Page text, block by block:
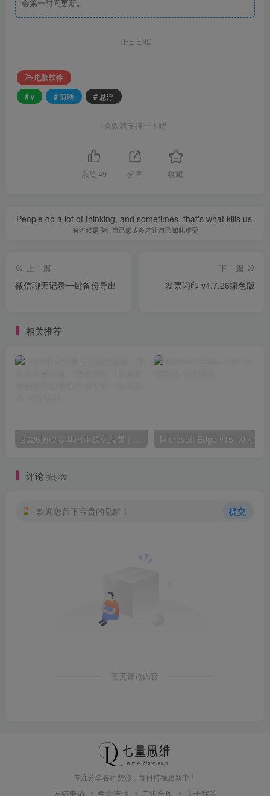
会第一时间更新。
THE END
电脑软件
# v
# 剪映 # 悬浮
喜欢就支持一下吧
点赞 49 分享 收藏
People do a lot of thinking, and sometimes, that's what kills us.
有时候是我们自己想太多才让自己如此难受
上一篇
微信聊天记录一键备份导出
下一篇
发票闪印 v4.7.26绿色版
相关推荐
评论 抢沙发
欢迎您留下宝贵的见解！ 提交
暂无评论内容
专注分享各种资源，每日持续更新中！
友链申请 免责声明 广告合作 关于我的